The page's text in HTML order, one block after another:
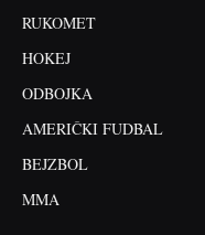
RUKOMET
HOKEJ
ODBOJKA
AMERIČKI FUDBAL
BEJZBOL
MMA